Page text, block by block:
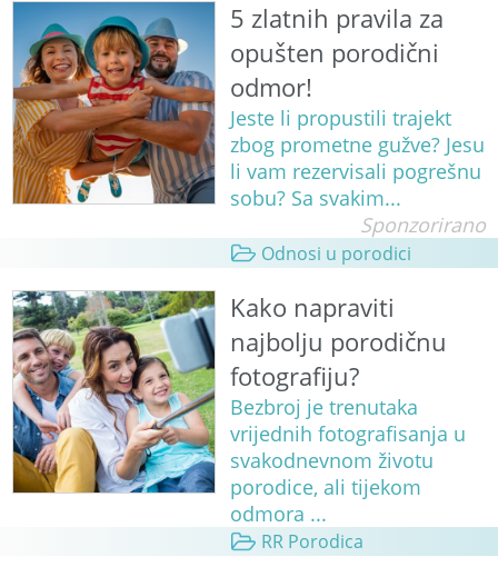
5 zlatnih pravila za
opušten porodični
odmor!
Jeste li propustili trajekt
zbog prometne gužve? Jesu
li vam rezervisali pogrešnu
sobu? Sa svakim...
Sponzorirano
Odnosi u porodici
Kako napraviti
najbolju porodičnu
fotografiju?
Bezbroj je trenutaka
vrijednih fotografisanja u
svakodnevnom životu
porodice, ali tijekom
odmora ...
RR Porodica